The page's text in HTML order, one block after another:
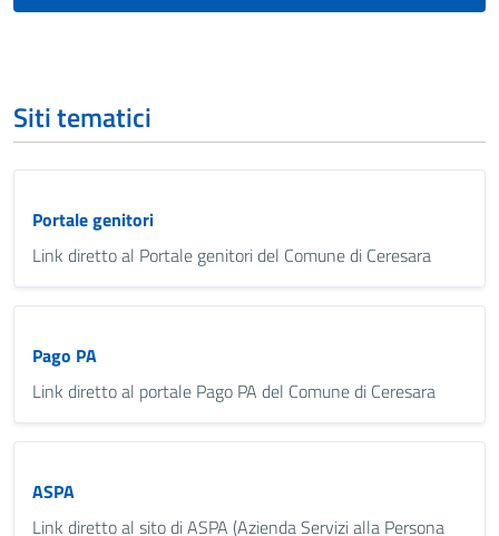
Siti tematici
Portale genitori
Link diretto al Portale genitori del Comune di Ceresara
Pago PA
Link diretto al portale Pago PA del Comune di Ceresara
ASPA
Link diretto al sito di ASPA (Azienda Servizi alla Persona